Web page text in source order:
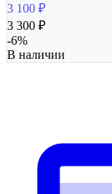
3 100 ₽
3 300 ₽
-6%
В наличии